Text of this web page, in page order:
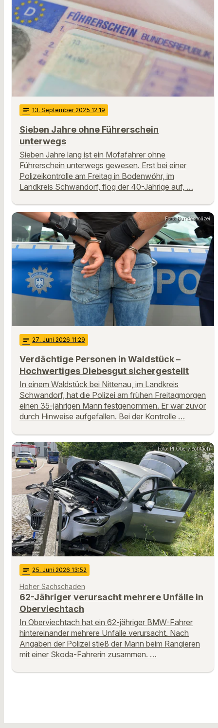
notes 13. September 2025 12:19
Sieben Jahre ohne Führerschein
unterwegs
Sieben Jahre lang ist ein Mofafahrer ohne
Führerschein unterwegs gewesen. Erst bei einer
Polizeikontrolle am Freitag in Bodenwöhr, im
Landkreis Schwandorf, flog der 40-Jährige auf, …
Foto: Bundespolizei
notes 27. Juni 2026 11:29
Verdächtige Personen in Waldstück –
Hochwertiges Diebesgut sichergestellt
In einem Waldstück bei Nittenau, im Landkreis
Schwandorf, hat die Polizei am frühen Freitagmorgen
einen 35-jährigen Mann festgenommen. Er war zuvor
durch Hinweise aufgefallen. Bei der Kontrolle …
Foto: PI Oberviechtach
notes 25. Juni 2026 13:52
Hoher Sachschaden
62-Jähriger verursacht mehrere Unfälle in
Oberviechtach
In Oberviechtach hat ein 62-jähriger BMW-Fahrer
hintereinander mehrere Unfälle verursacht. Nach
Angaben der Polizei stieß der Mann beim Rangieren
mit einer Skoda-Fahrerin zusammen. …